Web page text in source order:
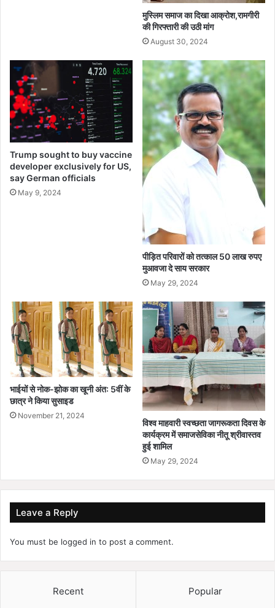
मुस्लिम समाज का दिखा आक्रोश,रामगीरी
की गिरफ्तारी की उठी मांग
August 30, 2024
Trump sought to buy vaccine
developer exclusively for US,
say German officials
May 9, 2024
पीड़ित परिवारों को तत्काल 50 लाख रुपए
मुआवजा दे साय सरकार
May 29, 2024
भाईयों से नोक-झोक का खूनी अंत: 5वीं के
छात्र ने किया सुसाइड
November 21, 2024
विश्व माहवारी स्वच्छता जागरूकता दिवस के
कार्यक्रम में समाजसेविका नीतू श्रीवास्तव
हुई शामिल
May 29, 2024
Leave a Reply
You must be logged in to post a comment.
Recent Popular